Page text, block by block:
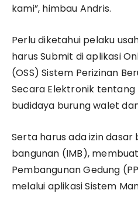
kami”, himbau Andris.
Perlu diketahui pelaku
harus Submit di aplikasi
(OSS) Sistem Perizinan
Secara Elektronik
budidaya burung walet
Serta harus ada izin
bangunan (IMB),
Pembangunan Gedung
melalui aplikasi Sistem